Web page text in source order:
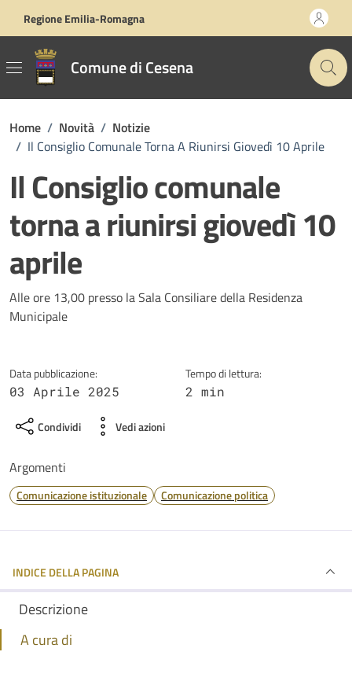
Regione Emilia-Romagna
Comune di Cesena
Home / Novità / Notizie
/ Il Consiglio Comunale Torna A Riunirsi Giovedì 10 Aprile
Il Consiglio comunale
torna a riunirsi giovedì 10
aprile
Dettagli della notizia
Alle ore 13,00 presso la Sala Consiliare della Residenza
Municipale
Data pubblicazione:
03 Aprile 2025
Tempo di lettura:
2 min
Condividi Vedi azioni
Argomenti
Comunicazione istituzionale Comunicazione politica
INDICE DELLA PAGINA
Descrizione
A cura di